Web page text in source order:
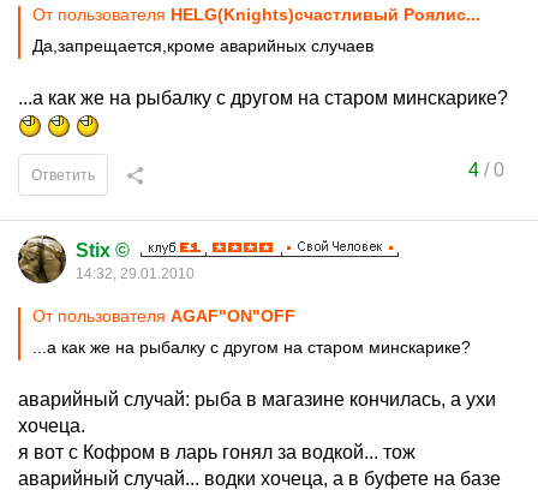
От пользователя HELG(Knights)счастливый Роялис...
Да,запрещается,кроме аварийных случаев
...а как же на рыбалку с другом на старом минскарике?
4/0
Ответить
Stix ©
14:32, 29.01.2010
От пользователя AGAF"ON"OFF
...а как же на рыбалку с другом на старом минскарике?
аварийный случай: рыба в магазине кончилась, а ухи
хочеца.
я вот с Кофром в ларь гонял за водкой... тож
аварийный случай... водки хочеца, а в буфете на базе